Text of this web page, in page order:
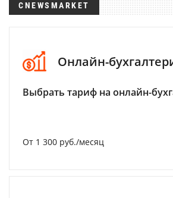
CNEWSMARKET
Онлайн-
Выбрать тариф на онлайн-
От 1 300 руб./месяц